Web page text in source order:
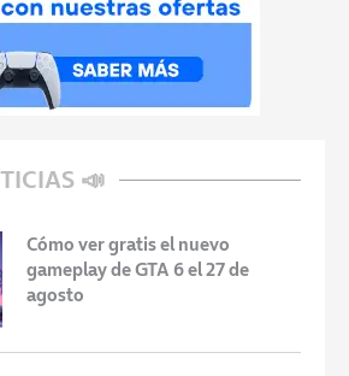
📣
Cómo ver gratis el nuevo
gameplay de GTA 6 el 27 de
agosto